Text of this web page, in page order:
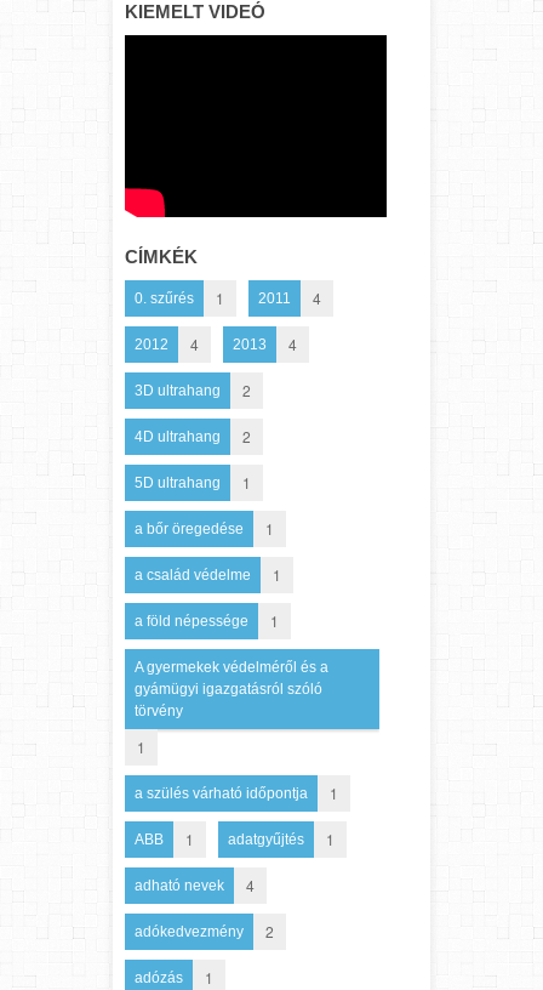
KIEMELT VIDEÓ
CÍMKÉK
0. szűrés 1 2011 4
2012 4 2013 4
3D ultrahang 2
4D ultrahang 2
5D ultrahang 1
a bőr öregedése 1
a család védelme 1
a föld népessége 1
A gyermekek védelméről és a
gyámügyi igazgatásról szóló
törvény
1
a szülés várható időpontja 1
ABB 1 adatgyűjtés 1
adható nevek 4
adókedvezmény 2
adózás 1